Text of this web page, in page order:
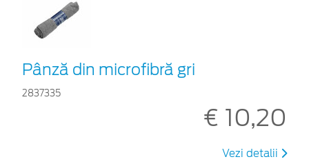
Pânză din microfibră gri
2837335
€ 10,20
Vezi detalii